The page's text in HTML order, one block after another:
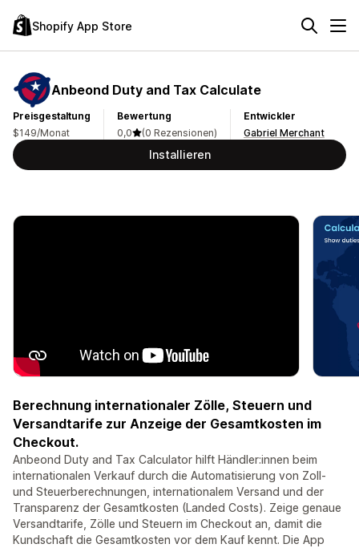
Shopify App Store
Anbeond Duty and Tax Calculate
Preisgestaltung
$149/Monat
Bewertung
0,0
(0 Rezensionen)
Entwickler
Gabriel Merchant
Installieren
Berechnung internationaler Zölle, Steuern und
Versandtarife zur Anzeige der Gesamtkosten im
Checkout.
Anbeond Duty and Tax Calculator hilft Händler:innen beim
internationalen Verkauf durch die Automatisierung von Zoll-
und Steuerberechnungen, internationalem Versand und der
Transparenz der Gesamtkosten (Landed Costs). Zeige genaue
Versandtarife, Zölle und Steuern im Checkout an, damit die
Kundschaft die Gesamtkosten vor dem Kauf kennt. Die App